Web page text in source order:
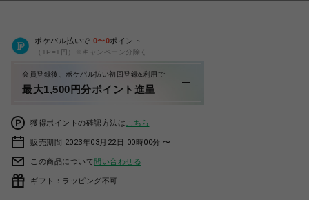
ポケパル払いで 0〜0ポイント
（1P=1円）※キャンペーン分除く
会員登録後、ポケパル払い初回登録&利用で
最大1,500円分ポイント進呈
獲得ポイントの確認方法は こちら
販売期間 2023年03月22日 00時00分 〜
この商品について問い合わせる
ギフト：ラッピング不可